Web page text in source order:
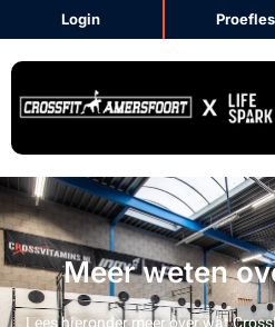
Login Proefles
Meer weten